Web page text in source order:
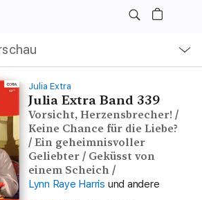
Julia Extra
Julia Extra Band 339
Vorsicht, Herzensbrecher! /
Keine Chance für die Liebe?
/ Ein geheimnisvoller
Geliebter / Geküsst von
einem Scheich /
Lynn Raye Harris und andere